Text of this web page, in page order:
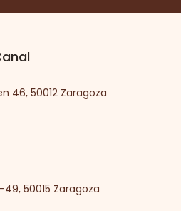
46, 50012 Zaragoza
50015 Zaragoza